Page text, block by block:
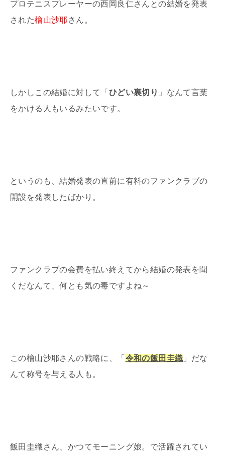
プロテニスプレーヤーの西岡良仁さんとの結婚を発表
された檜山沙耶さん。
しかしこの結婚に対して「 ひどい裏切り 」なんて言葉
をかける人もいるみたいです。
というのも、結婚発表の直前に有料のファンクラブの
開設を発表したばかり。
ファンクラブの会費を払い終えてから結婚の発表を聞
くだなんて、何とも気の毒ですよね～
この檜山沙耶さんの戦略に、「 令和の飯田圭織 」だな
んて称号を与える人も。
飯田圭織さん、かつてモーニング娘。で活躍されてい